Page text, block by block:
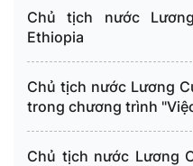
Chủ tịch nước
Ethiopia
Chủ tịch nước Lương
trong chương trình
Chủ tịch nước Lương